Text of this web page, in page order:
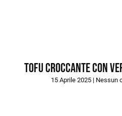
Tofu croccante con
15 Aprile 2025 Nessun